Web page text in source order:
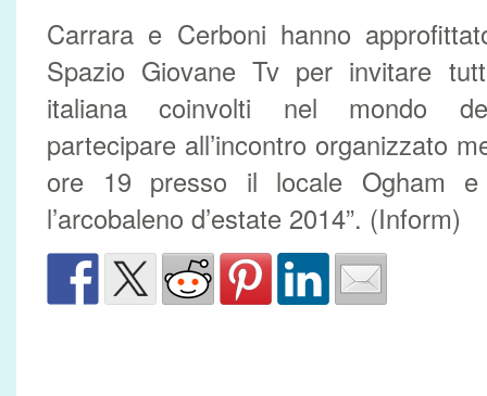
Carrara e Cerboni hanno
Spazio Giovane Tv per invitare
italiana coinvolti nel mondo
partecipare all’incontro organizzato
ore 19 presso il locale Ogham e
l’arcobaleno d’estate 2014”. (Inform)